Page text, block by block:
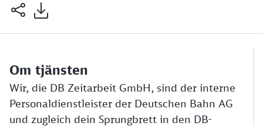
Om tjänsten
Wir, die DB Zeitarbeit GmbH, sind der interne
Personaldienstleister der Deutschen Bahn AG
und zugleich dein Sprungbrett in den DB-